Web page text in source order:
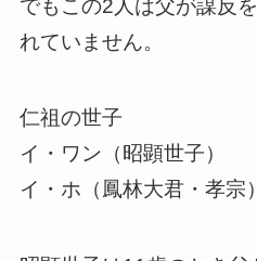
でもこの2人は父が謀反
れていません。
仁祖の世子
イ・ワン（昭顕世子）
イ・ホ（鳳林大君・孝宗）